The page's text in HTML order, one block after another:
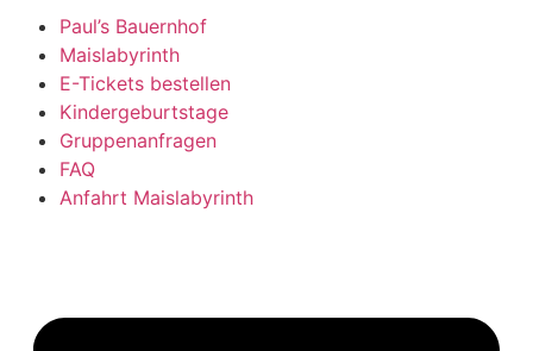
Paul’s Bauernhof
Maislabyrinth
E-Tickets bestellen
Kindergeburtstage
Gruppenanfragen
FAQ
Anfahrt Maislabyrinth